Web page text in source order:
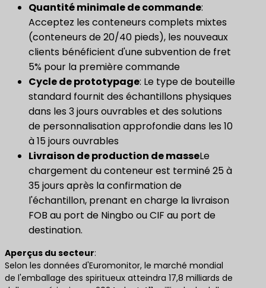
Quantité minimale de commande:
Acceptez les conteneurs complets mixtes
(conteneurs de 20/40 pieds), les nouveaux
clients bénéficient d'une subvention de fret
5% pour la première commande
Cycle de prototypage: Le type de bouteille
standard fournit des échantillons physiques
dans les 3 jours ouvrables et des solutions
de personnalisation approfondie dans les 10
à 15 jours ouvrables
​Livraison de production de masse​Le
chargement du conteneur est terminé 25 à
35 jours après la confirmation de
l'échantillon, prenant en charge la livraison
FOB au port de Ningbo ou CIF au port de
destination.
​Aperçus du secteur​:
Selon les données d'Euromonitor, le marché mondial
de l'emballage des spiritueux atteindra 17,8 milliards de